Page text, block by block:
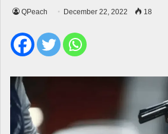
QPeach December 22, 2022 18